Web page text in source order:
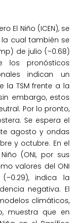
El Niño (ICEN), se
cual también se
de julio (–0.68)
los pronósticos
indican un
la TSM frente a la
embargo, estos
Por lo pronto,
Se espera el
agosto y ondas
y octubre. En el
(ONI, por sus
valores del ONI
indica la
negativa. El
climáticos,
muestra que en